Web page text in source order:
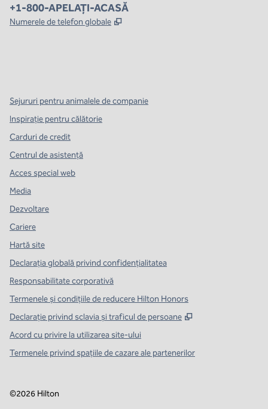
Telefon:
+1-800-APELAȚI-ACASĂ
Numerele de telefon globale ,
Sejururi pentru animalele de companie
Inspirație pentru călătorie
Carduri de credit
Centrul de asistență
Acces special web
Media
Dezvoltare
Cariere
Hartă site
Declarația globală privind confidenţialitatea
Responsabilitate corporativă
Termenele și condițiile de reducere Hilton Honors
Declarație privind sclavia și traficul de persoane
,
Acord cu privire la utilizarea site-ului
Termenele privind spațiile de cazare ale partenerilor
©2026 Hilton